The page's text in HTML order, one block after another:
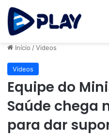
Início /Videos
Videos
Equipe do
Saúde chega
para dar